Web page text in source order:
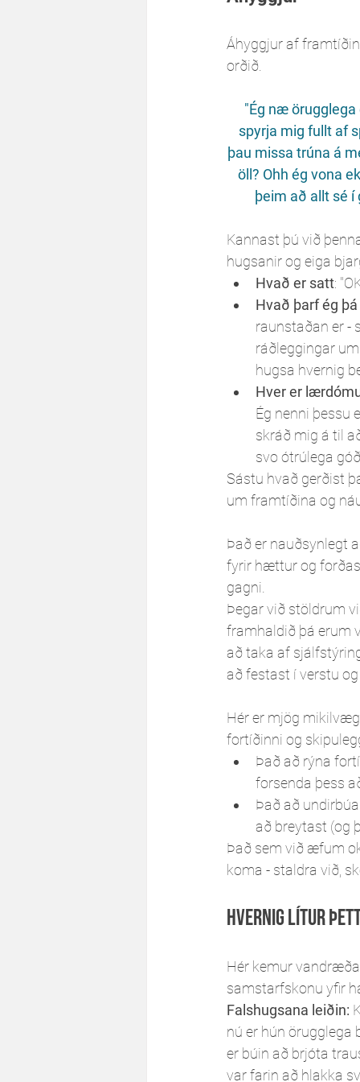
Áhyggjur af
orðið.
"Ég næ
spyrja mig fullt af
þau missa trúna á
öll? Ohh ég vona
þeim að allt sé
Kannast þú við
hugsanir og eiga
Hvað er satt:
Hvað þarf ég
raunstaðan er -
ráðleggingar
hugsa hvernig
Hver er
Ég nenni þessu
skráð mig á til
svo ótrúlega
Sástu hvað gerðist
um framtíðina og
Það er nauðsynlegt
fyrir hættur og
gagni.
Þegar við stöldrum
framhaldið þá erum
að taka af
að festast í verstu
Hér er mjög
fortíðinni og
Það að rýna
forsenda þess
Það að
að breytast (og
Það sem við æfum
koma - staldra við,
Hvernig lítur
Hér kemur
samstarfskonu yfir
Falshugsana leiðin:
nú er hún örugglega
er búin að brjóta
var farin að hlakka